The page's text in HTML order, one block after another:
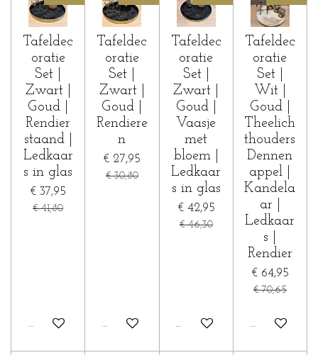
Tafeldec
oratie
Set |
Zwart |
Goud |
Rendier
staand |
Ledkaar
s in glas
€ 37,95
€ 41,80
In winkelwagen
Tafeldec
oratie
Set |
Zwart |
Goud |
Rendiere
n
€ 27,95
€ 30,80
In winkelwagen
Tafeldec
oratie
Set |
Zwart |
Goud |
Vaasje
met
bloem |
Ledkaar
s in glas
€ 42,95
€ 46,30
In winkelwagen
Tafeldec
oratie
Set |
Wit |
Goud |
Theelich
thouders
Dennen
appel |
Kandela
ar |
Ledkaar
s |
Rendier
€ 64,95
€ 70,65
In